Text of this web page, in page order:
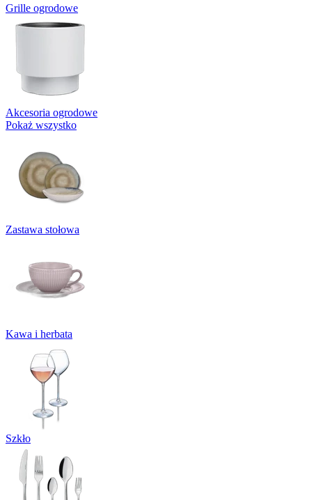
Grille ogrodowe
Akcesoria ogrodowe
Pokaż wszystko
Zastawa stołowa
Kawa i herbata
Szkło